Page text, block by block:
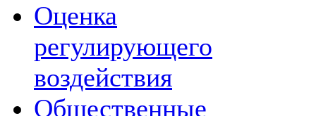
Оценка
регулирующего
воздействия
Общественные